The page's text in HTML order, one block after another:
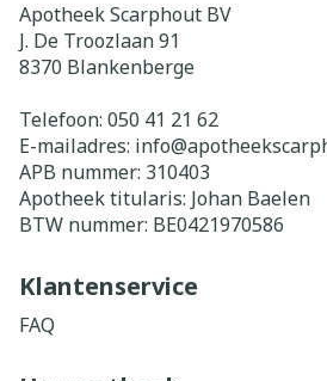
Apotheek Scarphout BV
J. De Troozlaan 91
8370 Blankenberge
Telefoon: 050 41 21 62
E-mailadres: info@
APB nummer: 310403
Apotheek titularis: Johan Baelen
BTW nummer: BE0421970586
Klantenservice
FAQ